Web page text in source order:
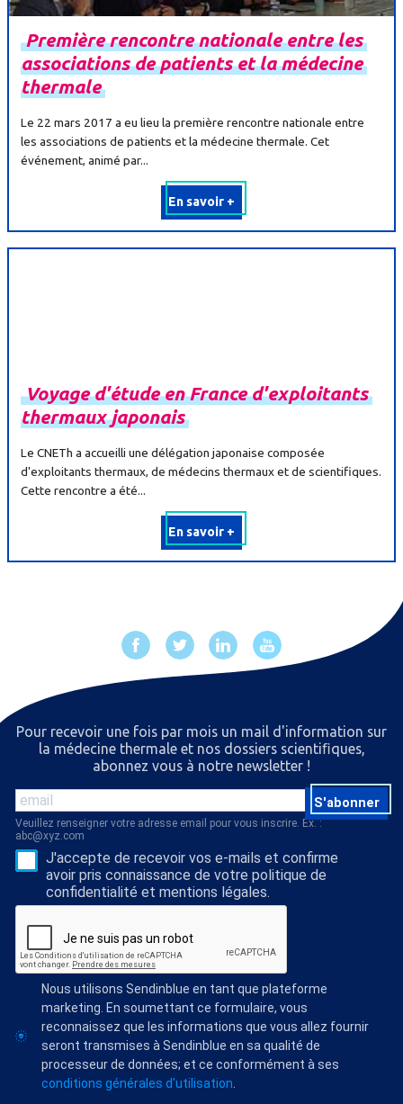
Premièrerencontrenationaleentreles
associationsdepatientsetlamédecine
thermale
Le 22 mars 2017 a eu lieu la première rencontre nationale entre
les associations de patients et la médecine thermale. Cet
événement, animé par...
En savoir +
Voyaged'étudeenFranced'exploitants
thermauxjaponais
Le CNETh a accueilli une délégation japonaise composée
d'exploitants thermaux, de médecins thermaux et de scientifiques.
Cette rencontre a été...
En savoir +
Pour recevoir une fois par mois un mail d'information sur
la médecine thermale et nos dossiers scientiﬁques,
abonnez vous à notre newsletter !
S'abonner
Veuillez renseigner votre adresse email pour vous inscrire. Ex. :
abc@xyz.com
J'accepte de recevoir vos e-mails et confirme
avoir pris connaissance de votre politique de
confidentialité et mentions légales.
Nous utilisons Sendinblue en tant que plateforme
marketing. En soumettant ce formulaire, vous
reconnaissez que les informations que vous allez fournir
seront transmises à Sendinblue en sa qualité de
processeur de données; et ce conformément à ses
conditions générales d'utilisation